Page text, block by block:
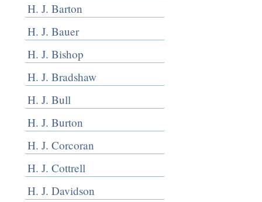
H. J. Barton
H. J. Bauer
H. J. Bishop
H. J. Bradshaw
H. J. Bull
H. J. Burton
H. J. Corcoran
H. J. Cottrell
H. J. Davidson